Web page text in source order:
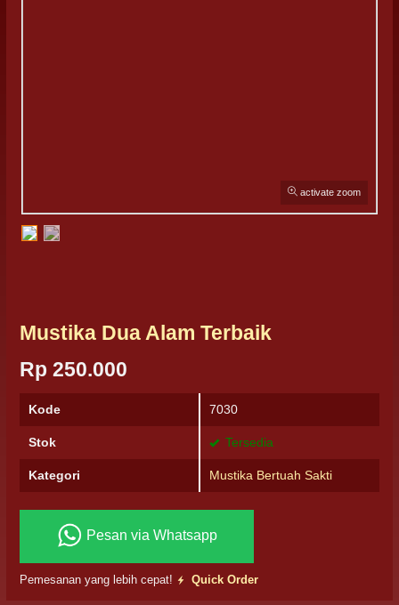
activate zoom
Mustika Dua Alam Terbaik
Rp 250.000
Kode 7030
Stok Tersedia
Kategori Mustika Bertuah Sakti
Pesan via Whatsapp
Pemesanan yang lebih cepat! Quick Order